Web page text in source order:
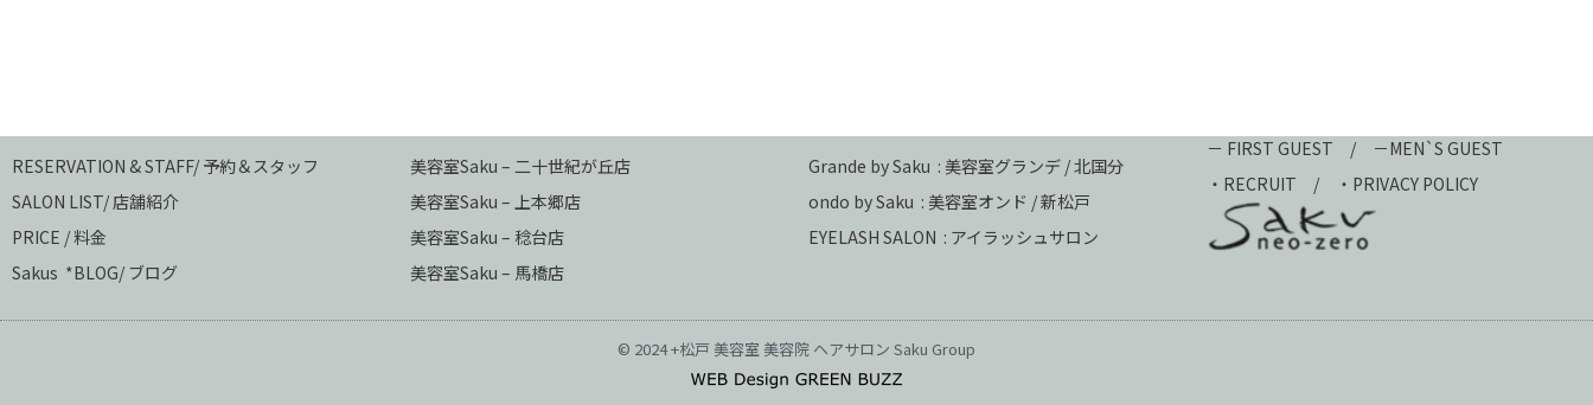
RESERVATION & STAFF/ 予約＆スタッフ
SALON LIST/ 店舗紹介
PRICE / 料金
Sakus *BLOG/ ブログ
美容室Saku – 二十世紀が丘店
美容室Saku – 上本郷店
美容室Saku – 稔台店
美容室Saku – 馬橋店
Grande by Saku : 美容室グランデ / 北国分
ondo by Saku : 美容室オンド / 新松戸
EYELASH SALON : アイラッシュサロン
－ FIRST GUEST / －MEN`S GUEST
・ RECRUIT / ・PRIVACY POLICY
© 2024 +松戸 美容室 美容院 ヘアサロン Saku Group